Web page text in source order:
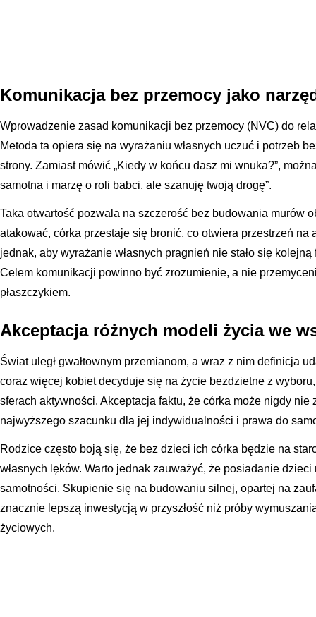
Komunikacja bez przemocy jako
Wprowadzenie zasad komunikacji bez przemocy (NVC) do
Metoda ta opiera się na wyrażaniu własnych uczuć i potrzeb
strony. Zamiast mówić „Kiedy w końcu dasz mi wnuka?”,
samotna i marzę o roli babci, ale szanuję twoją drogę”.
Taka otwartość pozwala na szczerość bez budowania murów
atakować, córka przestaje się bronić, co otwiera przestrzeń na
jednak, aby wyrażanie własnych pragnień nie stało się
Celem komunikacji powinno być zrozumienie, a nie
płaszczykiem.
Akceptacja różnych modeli życia we
Świat uległ gwałtownym przemianom, a wraz z nim definicja
coraz więcej kobiet decyduje się na życie bezdzietne z
sferach aktywności. Akceptacja faktu, że córka może nigdy nie
najwyższego szacunku dla jej indywidualności i prawa do
Rodzice często boją się, że bez dzieci ich córka będzie na
własnych lęków. Warto jednak zauważyć, że posiadanie
samotności. Skupienie się na budowaniu silnej, opartej na
znacznie lepszą inwestycją w przyszłość niż próby
życiowych.